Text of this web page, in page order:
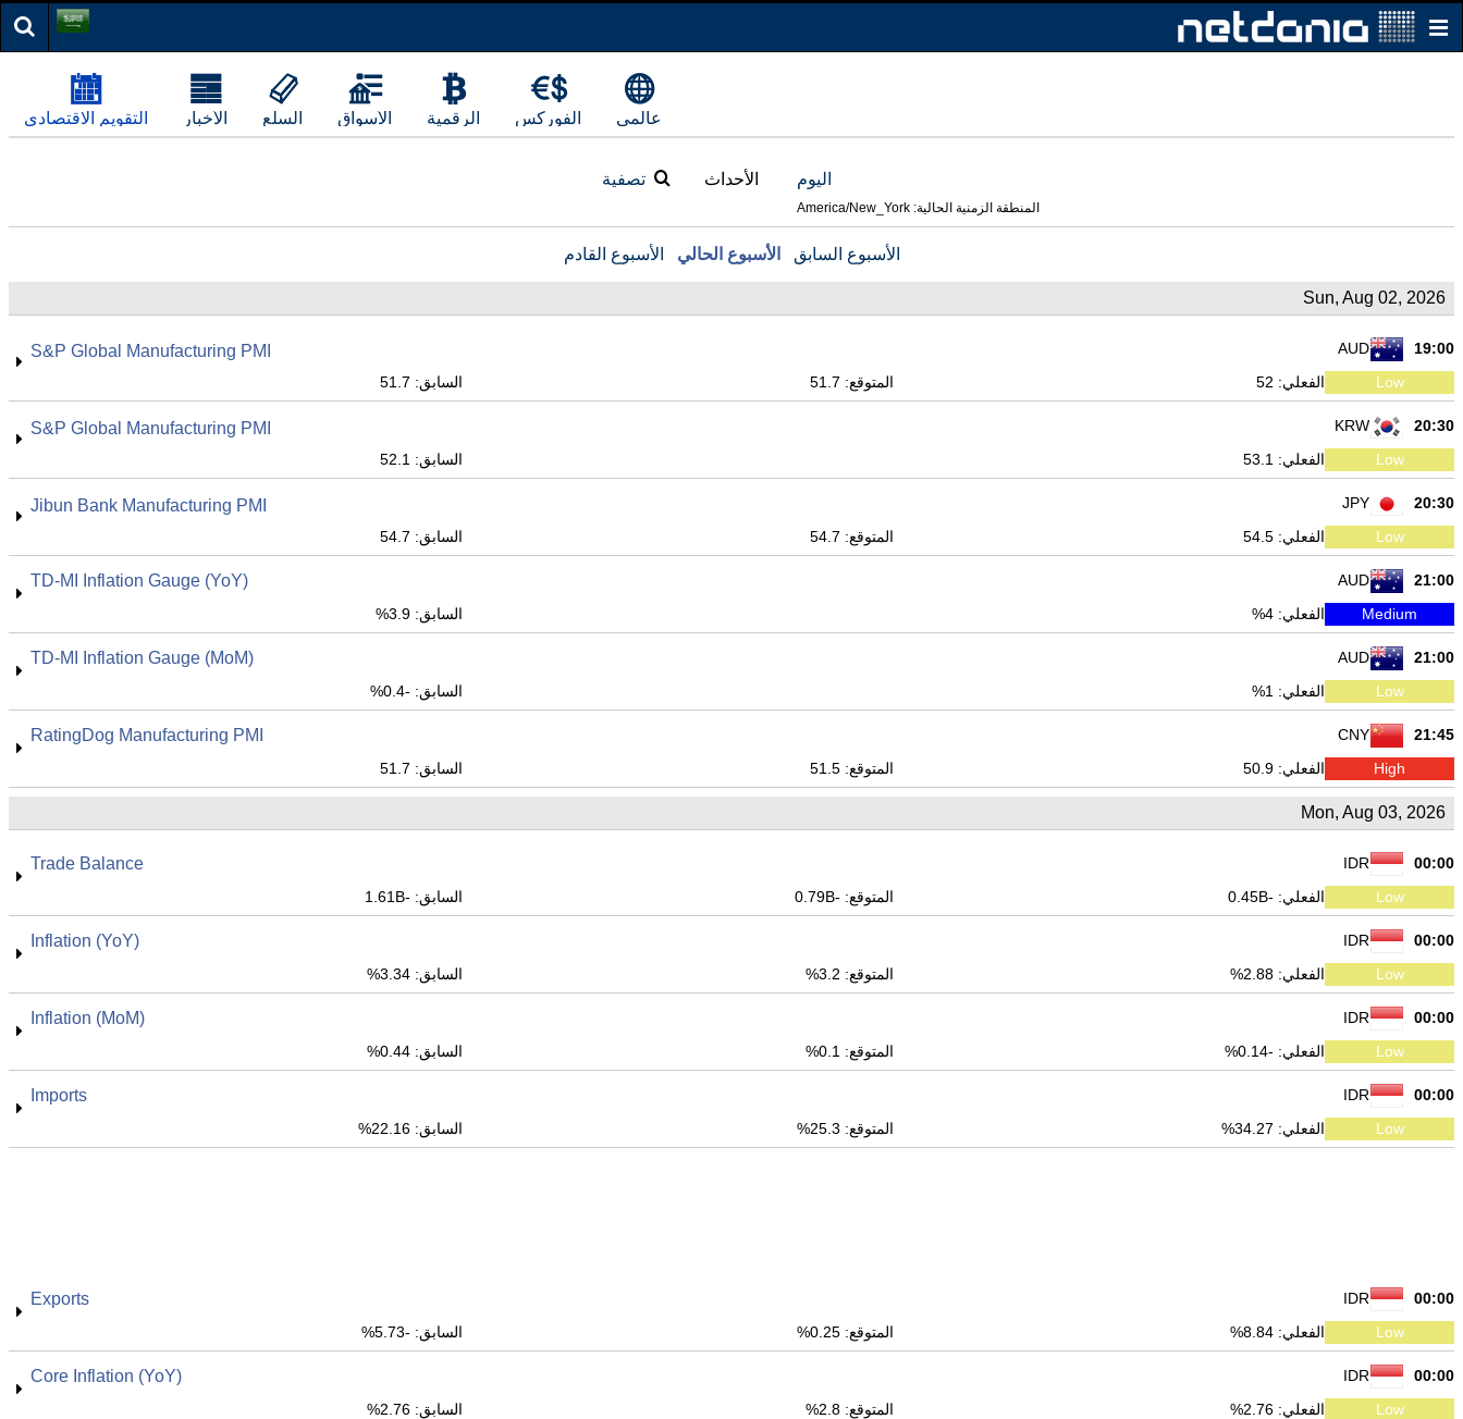
عالمي الفوركس الرقمية الأسواق السلع الأخبار التقويم الاقتصادي
اليوم
المنطقة الزمنية الحالية: America/New_York
الأحداث تصفية
الأسبوع السابق الأسبوع الحالي الأسبوع القادم
Sun, Aug 02, 2026
19:00
AUD
S&P Global Manufacturing PMI
Low الفعلي: 52 المتوقع: 51.7 السابق: 51.7
20:30
KRW
S&P Global Manufacturing PMI
Low الفعلي: 53.1 السابق: 52.1
20:30
JPY
Jibun Bank Manufacturing PMI
Low الفعلي: 54.5 المتوقع: 54.7 السابق: 54.7
21:00
AUD
TD-MI Inflation Gauge (YoY)
Medium الفعلي: 4% السابق: 3.9%
21:00
AUD
TD-MI Inflation Gauge (MoM)
Low الفعلي: 1% السابق: -0.4%
21:45
CNY
RatingDog Manufacturing PMI
High الفعلي: 50.9 المتوقع: 51.5 السابق: 51.7
Mon, Aug 03, 2026
00:00
IDR
Trade Balance
Low الفعلي: -0.45B المتوقع: -0.79B السابق: -1.61B
00:00
IDR
Inflation (YoY)
Low الفعلي: 2.88% المتوقع: 3.2% السابق: 3.34%
00:00
IDR
Inflation (MoM)
Low الفعلي: -0.14% المتوقع: 0.1% السابق: 0.44%
00:00
IDR
Imports
Low الفعلي: 34.27% المتوقع: 25.3% السابق: 22.16%
00:00
IDR
Exports
Low الفعلي: 8.84% المتوقع: 0.25% السابق: -5.73%
00:00
IDR
Core Inflation (YoY)
Low الفعلي: 2.76% المتوقع: 2.8% السابق: 2.76%